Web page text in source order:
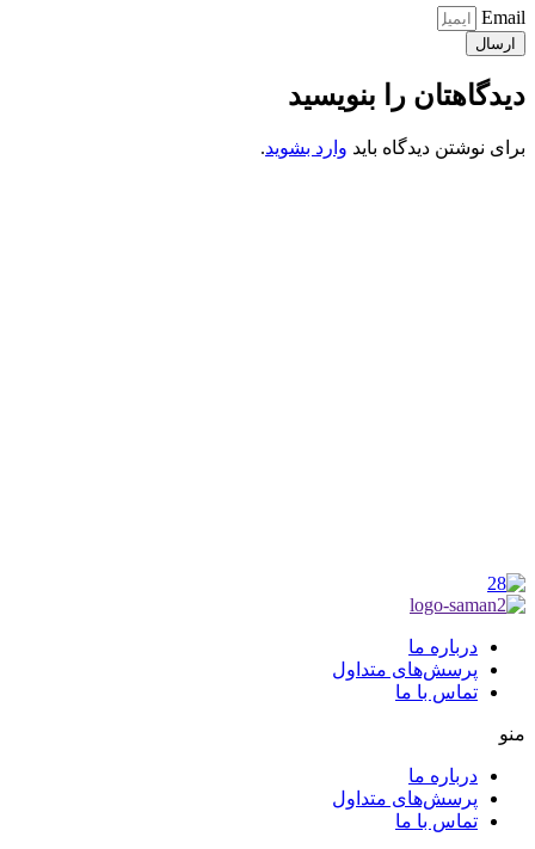
Email
ارسال
دیدگاهتان را بنویسید
برای نوشتن دیدگاه باید وارد بشوید.
درباره ما
پرسش‌های متداول
تماس با ما
منو
درباره ما
پرسش‌های متداول
تماس با ما